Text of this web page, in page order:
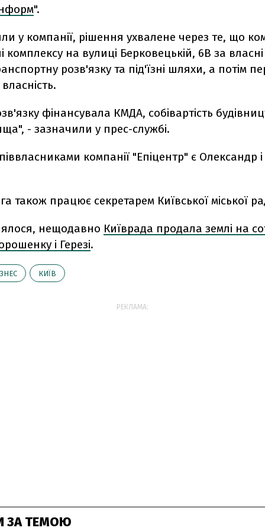
".
у компанії, рішення ухвалене через те, що
комплексу на вулиці Берковецькій, 6В за
розв'язку та під'їзні шляхи, а потім
фінансувала КМДА, собівартість
- зазначили у прес-службі.
компанії "Епіцентр" є Олександр
також працює секретарем Київської міської
нещодавно Київрада продала землі на
і Герезі.
КИЇВ
РЕКЛАМА:
ЗА ТЕМОЮ